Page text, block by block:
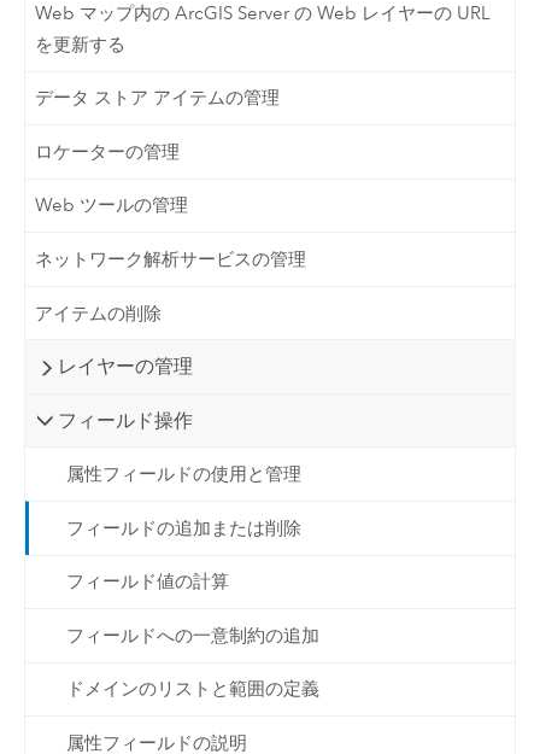
Web マップ内の ArcGIS Server の Web レイヤーの URL
を更新する
データ ストア アイテムの管理
ロケーターの管理
Web ツールの管理
ネットワーク解析サービスの管理
アイテムの削除
レイヤーの管理
フィールド操作
属性フィールドの使用と管理
フィールドの追加または削除
フィールド値の計算
フィールドへの一意制約の追加
ドメインのリストと範囲の定義
属性フィールドの説明